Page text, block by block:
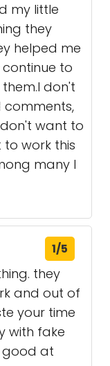
my little
they
helped me
to
don't
want to
to work this
many I
1/5
they
and out of
your time
with fake
good at